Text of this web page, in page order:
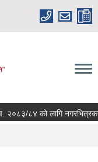
८४ को लागि नगरभित्रका